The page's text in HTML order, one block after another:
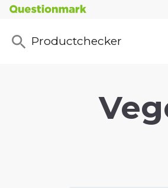
Productchecker